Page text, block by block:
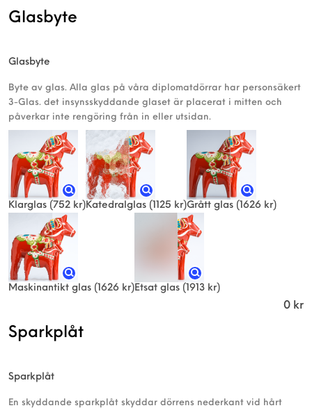
Glasbyte
Glasbyte
Byte av glas. Alla glas på våra diplomatdörrar har personsäkert
3-Glas. det insynsskyddande glaset är placerat i mitten och
påverkar inte rengöring från in eller utsidan.
Klarglas (752 kr)Katedralglas (1125 kr)Grått glas (1626 kr)
Maskinantikt glas (1626 kr)Etsat glas (1913 kr)
0 kr
Sparkplåt
Sparkplåt
En skyddande sparkplåt skyddar dörrens nederkant vid hårt